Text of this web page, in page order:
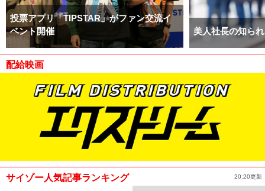
投票アプリ「TIPSTAR」がファン交流イ
ベント開催
美人社長の知ら
配給映画
サイゾー人気記事ランキング 20:20更新